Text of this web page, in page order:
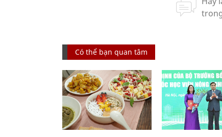
Có thể bạn quan tâm